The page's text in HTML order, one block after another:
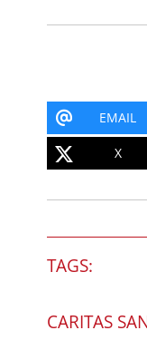
EMAIL
X
TAGS:
CARITAS